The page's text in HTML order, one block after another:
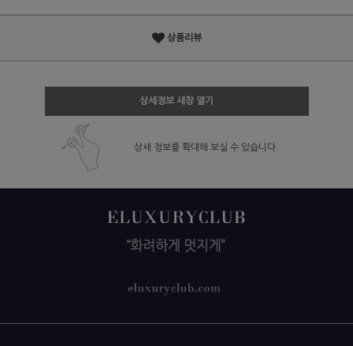
상품리뷰
상세정보 새창 열기
상세 정보를 확대해 보실 수 있습니다.